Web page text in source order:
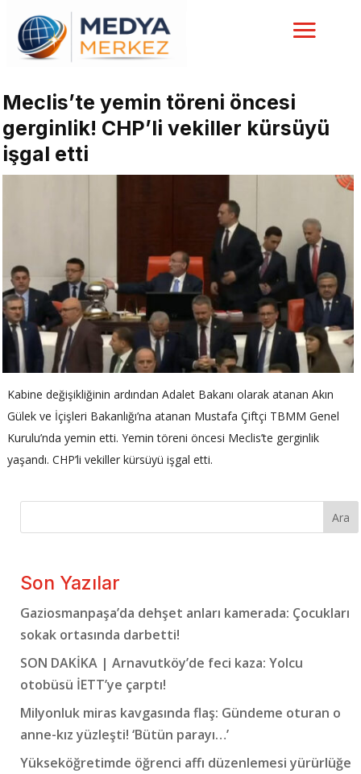
Meclis’te yemin töreni öncesi
gerginlik! CHP’li vekiller kürsüyü
işgal etti
Kabine değişikliğinin ardından Adalet Bakanı olarak atanan Akın
Gülek ve İçişleri Bakanlığı’na atanan Mustafa Çiftçi TBMM Genel
Kurulu’nda yemin etti. Yemin töreni öncesi Meclis’te gerginlik
yaşandı. CHP’li vekiller kürsüyü işgal etti.
Ara
Son Yazılar
Gaziosmanpaşa’da dehşet anları kamerada: Çocukları
sokak ortasında darbetti!
SON DAKİKA | Arnavutköy’de feci kaza: Yolcu
otobüsü İETT’ye çarptı!
Milyonluk miras kavgasında flaş: Gündeme oturan o
anne-kız yüzleşti! ‘Bütün parayı…’
Yükseköğretimde öğrenci affı düzenlemesi yürürlüğe